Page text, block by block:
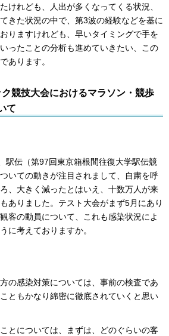
けれども、人出が多くなってくる状況、
きた状況の中で、第3波の経験などを基に
りますけれども、早いタイミングで手を
ったことの分析も進めていきたい、この
あります。
競技大会におけるマラソン・競歩
て
伝（第97回東京箱根間往復大学駅伝競
いての動きが注目されまして、自粛を呼
、大きく減ったとはいえ、十数万人が来
ありました。テスト大会がまず5月にあり
客の動員について、これも感染状況によ
に考えておりますか。
の感染対策については、事前の検査であ
ともかなり綿密に徹底されていくと思い
とについては、まずは、どのぐらいの客